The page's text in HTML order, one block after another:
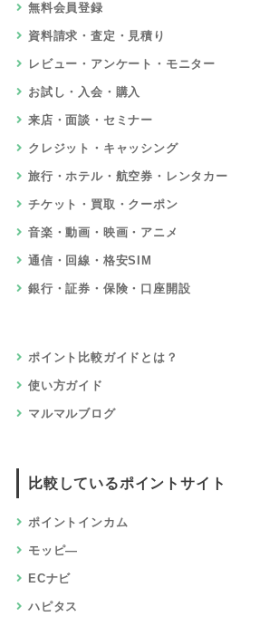
無料会員登録
資料請求・査定・見積り
レビュー・アンケート・モニター
お試し・入会・購入
来店・面談・セミナー
クレジット・キャッシング
旅行・ホテル・航空券・レンタカー
チケット・買取・クーポン
音楽・動画・映画・アニメ
通信・回線・格安SIM
銀行・証券・保険・口座開設
ポイント比較ガイドとは？
使い方ガイド
マルマルブログ
比較しているポイントサイト
ポイントインカム
モッピ―
ECナビ
ハピタス